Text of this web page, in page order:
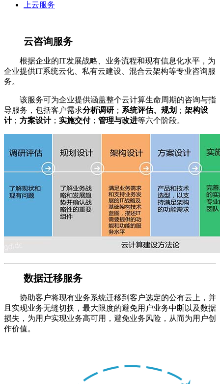
上云服务
云咨询服务
根据企业的IT发展战略、业务流程和现有信息化水平，为
企业提供IT系统云化、私有云建设、混合云架构等专业咨询服
务。
该服务可为企业提供涵盖整个云计算生命周期的咨询与指
导服务，包括客户需求分析调研 ； 系统评估、规划 ； 架构设
计； 方案设计； 实施交付； 管理与改进等六个阶段。
数据迁移服务
协助客户将现有业务系统迁移到客户选定的公有云上，并
且实现业务无缝切换，最大限度的避免用户业务中断以及数据
损失，为用户实现业务高可用，避免业务风险，从而为用户创
作价值。